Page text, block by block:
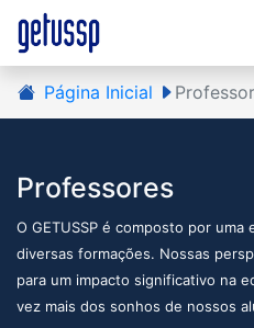
Página Inicial
Professores
O GETUSSP é composto por
diversas formações. Nossas
para um impacto significativo na
vez mais dos sonhos de nossos